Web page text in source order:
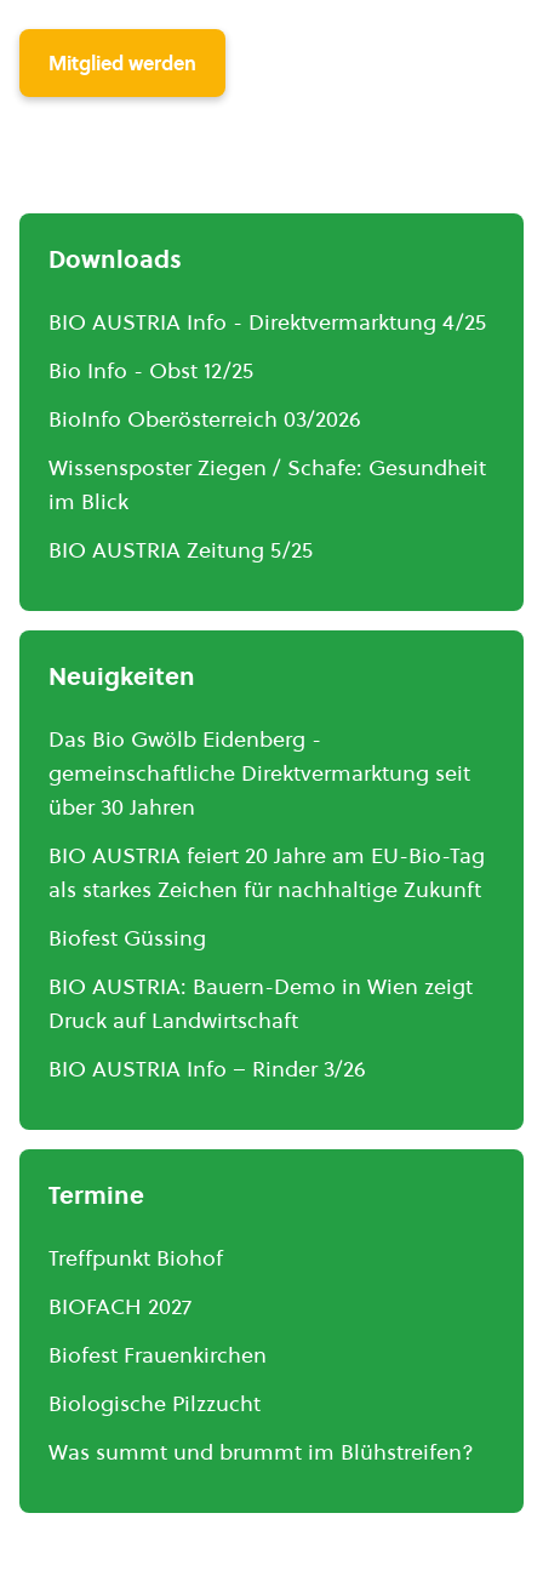
Mitglied werden
Downloads
BIO AUSTRIA Info - Direktvermarktung 4/25
Bio Info - Obst 12/25
BioInfo Oberösterreich 03/2026
Wissensposter Ziegen / Schafe: Gesundheit
im Blick
BIO AUSTRIA Zeitung 5/25
Neuigkeiten
Das Bio Gwölb Eidenberg -
gemeinschaftliche Direktvermarktung seit
über 30 Jahren
BIO AUSTRIA feiert 20 Jahre am EU-Bio-Tag
als starkes Zeichen für nachhaltige Zukunft
Biofest Güssing
BIO AUSTRIA: Bauern-Demo in Wien zeigt
Druck auf Landwirtschaft
BIO AUSTRIA Info – Rinder 3/26
Termine
Treffpunkt Biohof
BIOFACH 2027
Biofest Frauenkirchen
Biologische Pilzzucht
Was summt und brummt im Blühstreifen?